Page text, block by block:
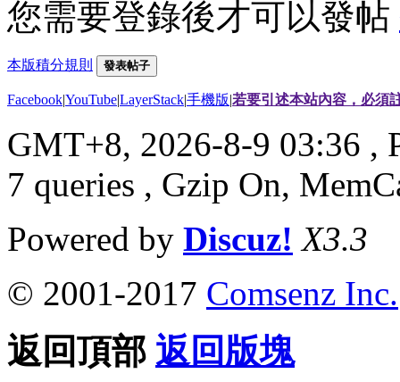
您需要登錄後才可以發帖
本版積分規則 發表帖子
Facebook|YouTube|LayerStack|手機版|若要引述本站內容，必須
GMT+8, 2026-8-9 03:36 ,
7 queries , Gzip On,
Powered by Discuz! X3.3
© 2001-2017 Comsenz Inc.
返回頂部 返回版塊